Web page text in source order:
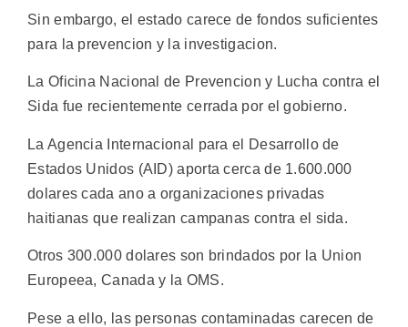
Sin embargo, el estado carece de fondos suficientes
para la prevencion y la investigacion.
La Oficina Nacional de Prevencion y Lucha contra el
Sida fue recientemente cerrada por el gobierno.
La Agencia Internacional para el Desarrollo de
Estados Unidos (AID) aporta cerca de 1.600.000
dolares cada ano a organizaciones privadas
haitianas que realizan campanas contra el sida.
Otros 300.000 dolares son brindados por la Union
Europeea, Canada y la OMS.
Pese a ello, las personas contaminadas carecen de